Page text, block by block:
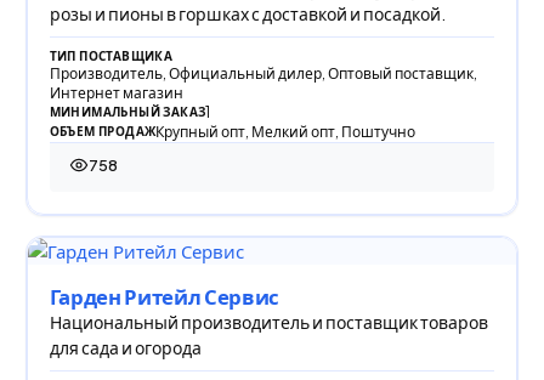
розы и пионы в горшках с доставкой и посадкой.
ТИП ПОСТАВЩИКА
Производитель, Официальный дилер, Оптовый поставщик,
Интернет магазин
МИНИМАЛЬНЫЙ ЗАКАЗ1
ОБЪЕМ ПРОДАЖКрупный опт, Мелкий опт, Поштучно
758
758 просмотров
Гарден Ритейл Сервис
Национальный производитель и поставщик товаров
для сада и огорода